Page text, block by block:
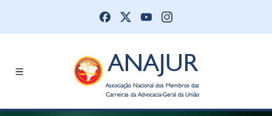
ANAJUR
Associação Nacional dos Membros das
Carreiras da Advocacia-Geral da União